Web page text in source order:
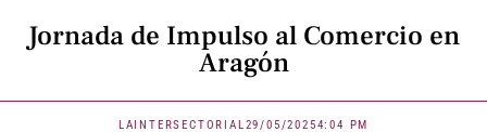
Jornada de Impulso al Comercio en
Aragón
LAINTERSECTORIAL29/05/20254:04 PM